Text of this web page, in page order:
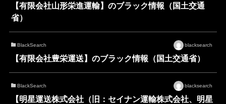
【有限会社山形栄進運輸】のブラック情報（国土交通
省）
BlackSearch blacksearch
【有限会社豊栄運送】のブラック情報（国土交通省）
BlackSearch blacksearch
【明星運送株式会社（旧：セイナン運輸株式会社、明星